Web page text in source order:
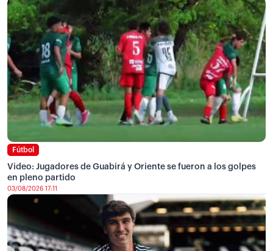
Fútbol
Video: Jugadores de Guabirá y Oriente se fueron a los golpes
en pleno partido
03/08/2026 17:11